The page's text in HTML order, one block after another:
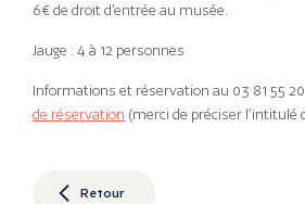
6€ de droit d’entrée au musée.
Jauge : 4 à 12 personnes
Informations et réservation au 03 81 55 20
de réservation (merci de préciser l’intitulé
Retour